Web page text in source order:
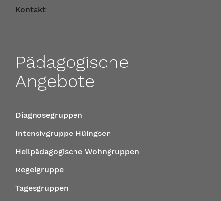
Kontakt
Pädagogische
Angebote
Diagnosegruppen
Intensivgruppe Hüingsen
Heilpädagogische Wohngruppen
Regelgruppe
Tagesgruppen